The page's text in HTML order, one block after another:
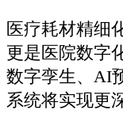
医疗耗材精细
更是医院数字
数字孪生、AI
系统将实现更